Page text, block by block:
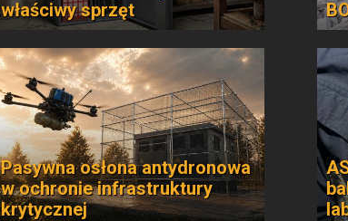
właściwy sprzęt
Pasywna osłona antydronowa
w ochronie infrastruktury
krytycznej